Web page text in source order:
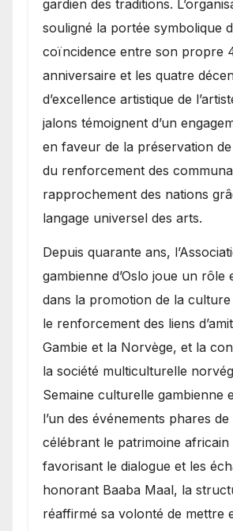
gardien des traditions.
souligné la portée symbolique
coïncidence entre son propre
anniversaire et les quatre
d’excellence artistique de
jalons témoignent d’un
en faveur de la préservation
du renforcement des
rapprochement des nations
langage universel des arts.
​Depuis quarante ans,
gambienne d’Oslo joue un rôle
dans la promotion de la culture
le renforcement des liens
Gambie et la Norvège, et la
la société multiculturelle
Semaine culturelle gambienne
l’un des événements phares de
célébrant le patrimoine
favorisant le dialogue et les
honorant Baaba Maal, la
réaffirmé sa volonté de mettre